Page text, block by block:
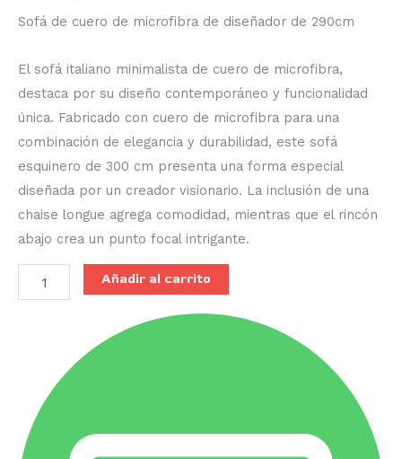
Sofá de cuero de microfibra de diseñador de 290cm
El sofá italiano minimalista de cuero de microfibra,
destaca por su diseño contemporáneo y funcionalidad
única. Fabricado con cuero de microfibra para una
combinación de elegancia y durabilidad, este sofá
esquinero de 300 cm presenta una forma especial
diseñada por un creador visionario. La inclusión de una
chaise longue agrega comodidad, mientras que el rincón
abajo crea un punto focal intrigante.
Añadir al carrito